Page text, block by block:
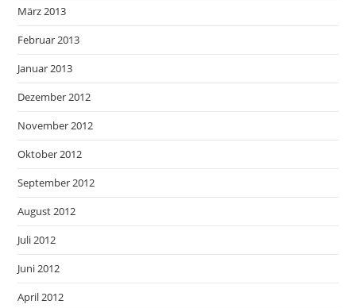
März 2013
Februar 2013
Januar 2013
Dezember 2012
November 2012
Oktober 2012
September 2012
August 2012
Juli 2012
Juni 2012
April 2012